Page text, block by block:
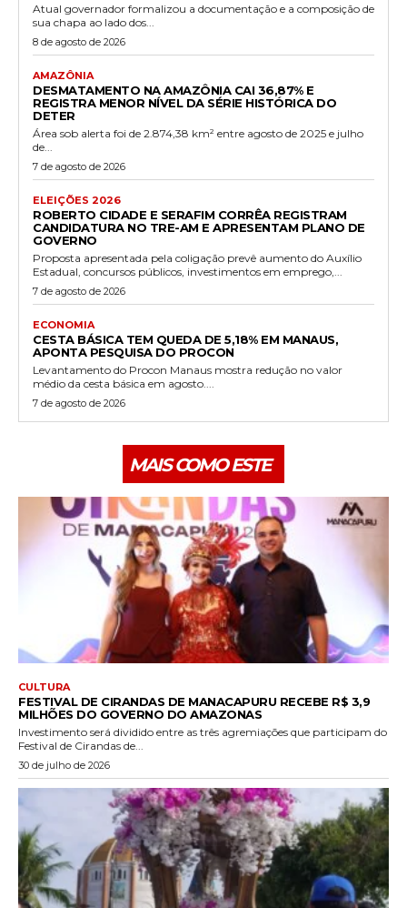
Atual governador formalizou a documentação e a composição de
sua chapa ao lado dos...
8 de agosto de 2026
AMAZÔNIA
DESMATAMENTO NA AMAZÔNIA CAI 36,87% E
REGISTRA MENOR NÍVEL DA SÉRIE HISTÓRICA DO
DETER
Área sob alerta foi de 2.874,38 km² entre agosto de 2025 e julho
de...
7 de agosto de 2026
ELEIÇÕES 2026
ROBERTO CIDADE E SERAFIM CORRÊA REGISTRAM
CANDIDATURA NO TRE-AM E APRESENTAM PLANO DE
GOVERNO
Proposta apresentada pela coligação prevê aumento do Auxílio
Estadual, concursos públicos, investimentos em emprego,...
7 de agosto de 2026
ECONOMIA
CESTA BÁSICA TEM QUEDA DE 5,18% EM MANAUS,
APONTA PESQUISA DO PROCON
Levantamento do Procon Manaus mostra redução no valor
médio da cesta básica em agosto....
7 de agosto de 2026
MAIS COMO ESTE
CULTURA
FESTIVAL DE CIRANDAS DE MANACAPURU RECEBE R$ 3,9
MILHÕES DO GOVERNO DO AMAZONAS
Investimento será dividido entre as três agremiações que participam do
Festival de Cirandas de...
30 de julho de 2026